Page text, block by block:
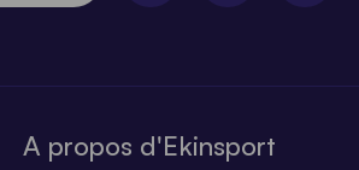
A propos d'Ekinsport